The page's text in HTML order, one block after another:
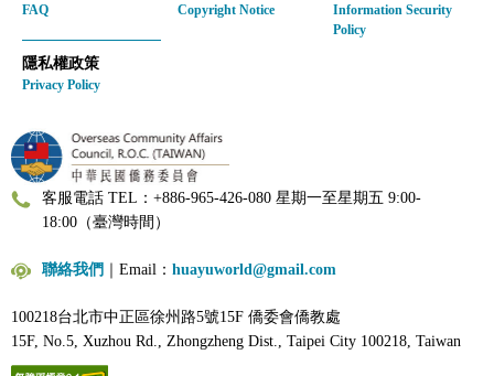
FAQ Copyright Notice
Information Security
Policy
隱私權政策
Privacy Policy
客服電話 TEL：+886-965-426-080 星期一至星期五 9:00-
18:00（臺灣時間）
聯絡我們 ｜Email： huayuworld@gmail.com
100218台北市中正區徐州路5號15F 僑委會僑教處
15F, No.5, Xuzhou Rd., Zhongzheng Dist., Taipei City 100218, Taiwan